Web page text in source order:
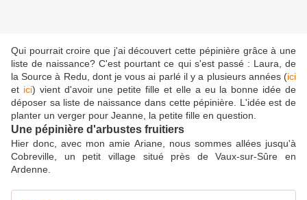
Qui pourrait croire que j'ai découvert cette pépinière grâce à une
liste de naissance? C'est pourtant ce qui s'est passé : Laura, de
la Source à Redu, dont je vous ai parlé il y a plusieurs années (ici
et ici) vient d'avoir une petite fille et elle a eu la bonne idée de
déposer sa liste de naissance dans cette pépinière. L'idée est de
planter un verger pour Jeanne, la petite fille en question.
Une pépinière d'arbustes fruitiers
Hier donc, avec mon amie Ariane, nous sommes allées jusqu'à
Cobreville, un petit village situé près de Vaux-sur-Sûre en
Ardenne.